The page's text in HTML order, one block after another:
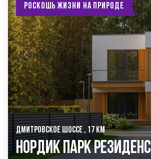
Роскошь жизни на природе
ДМИТРОВСКОЕ ШОССЕ , 17 КМ
Нордик Парк Резиденс